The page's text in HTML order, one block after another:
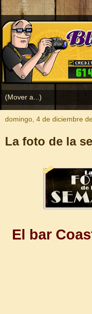
domingo, 4 de diciembre
La foto de la
El bar